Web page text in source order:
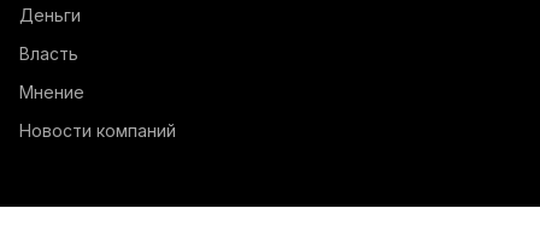
Деньги
Власть
Мнение
Новости компаний